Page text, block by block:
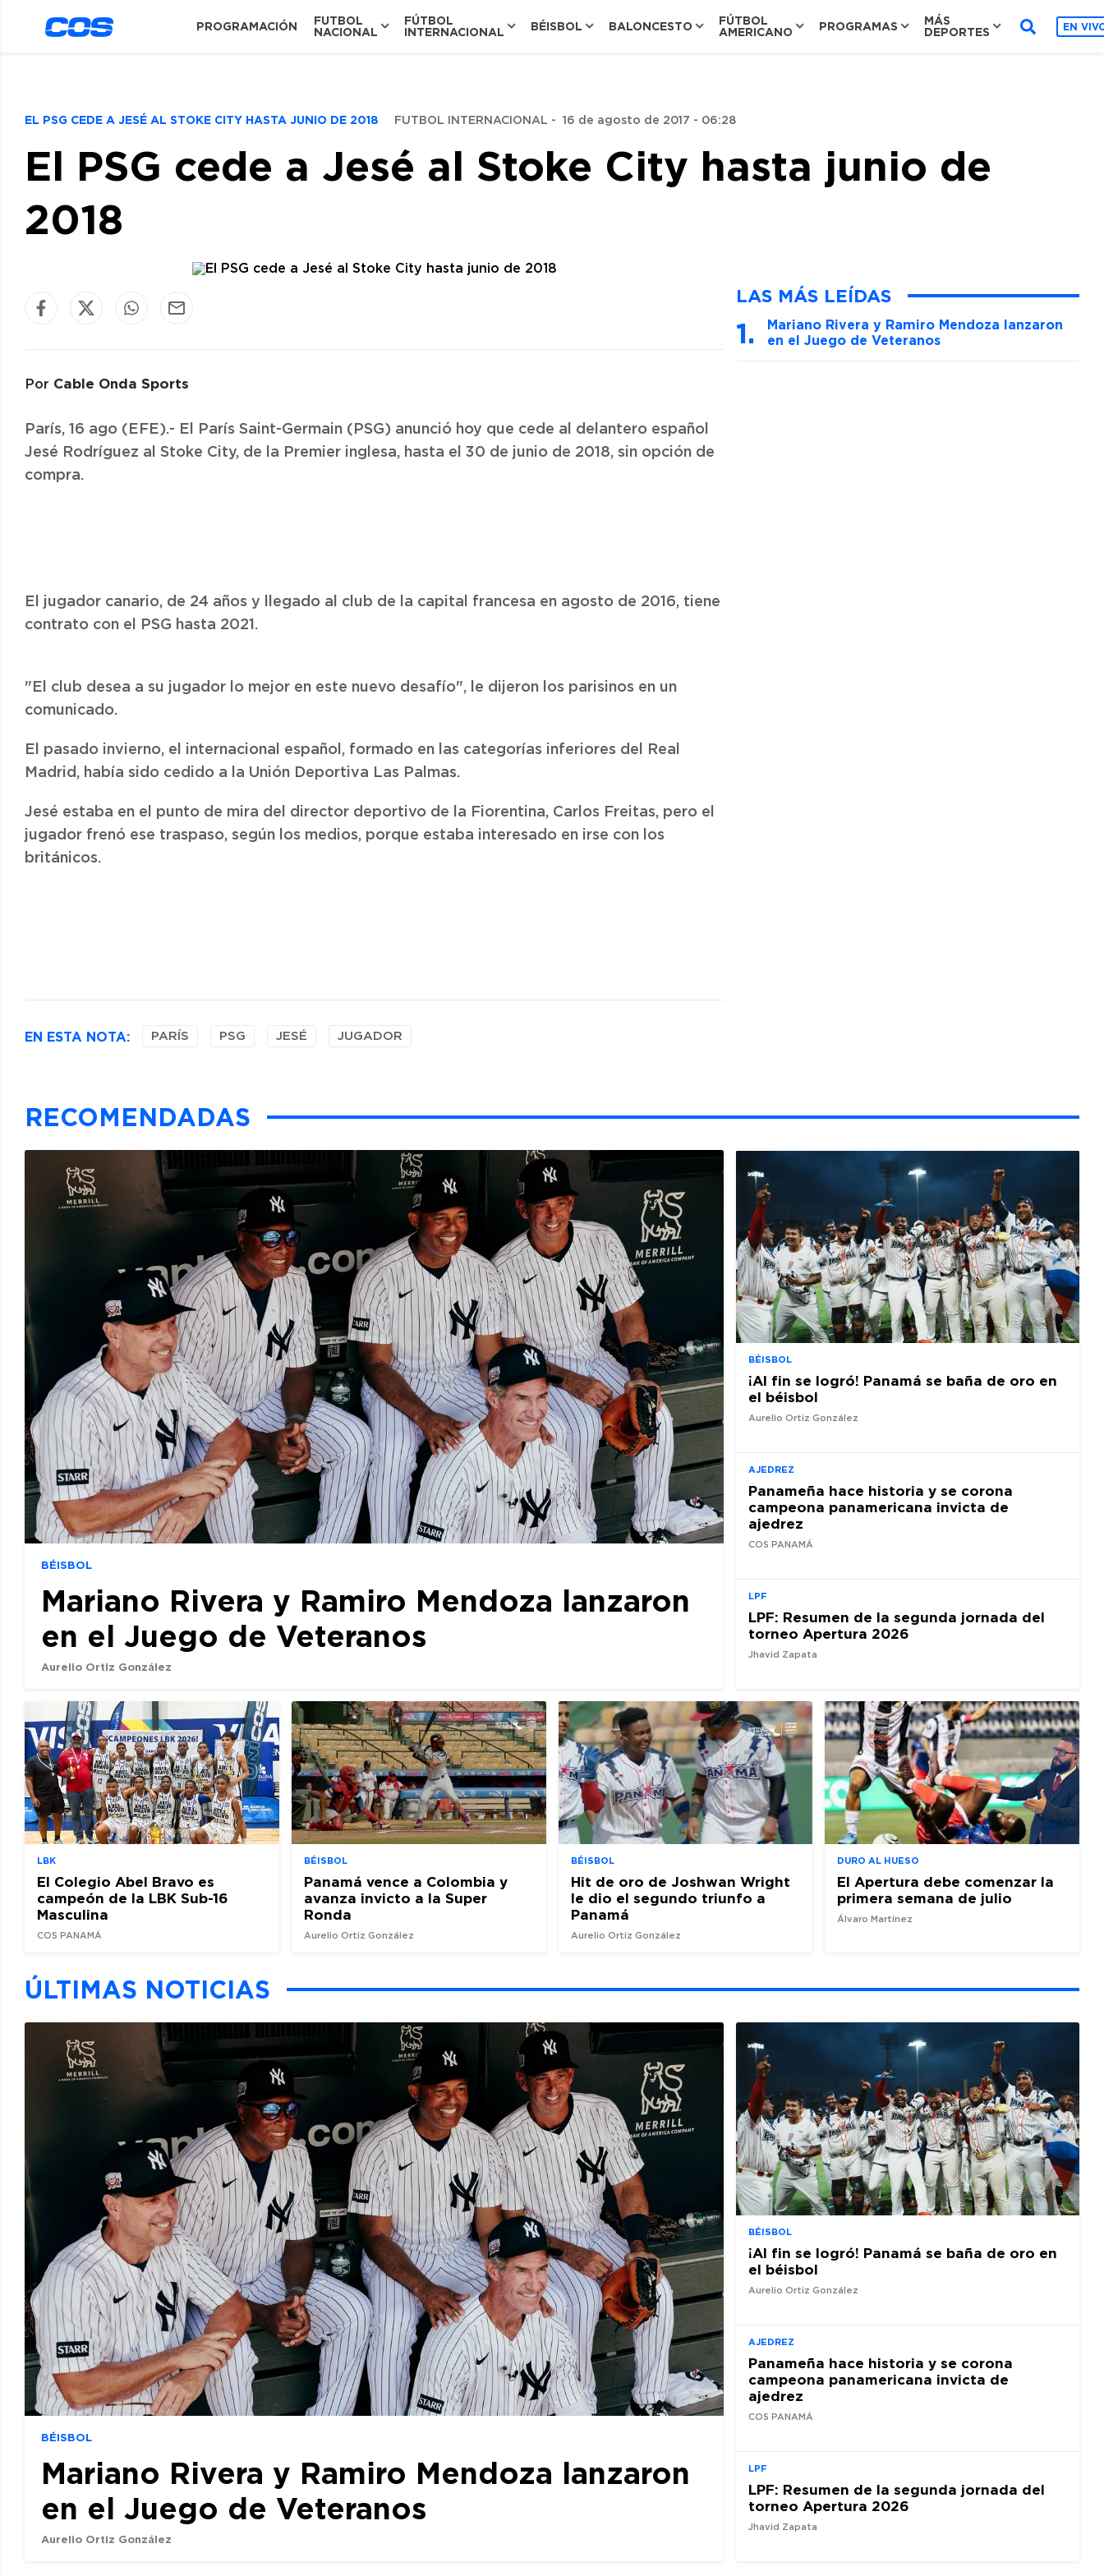
PROGRAMACIÓN
FUTBOL
NACIONAL
FÚTBOL
INTERNACIONAL
BÉISBOL BALONCESTO
FÚTBOL
AMERICANO
PROGRAMAS
MÁS
DEPORTES
EN
EL PSG CEDE A JESÉ AL STOKE CITY HASTA JUNIO DE 2018 FUTBOL INTERNACIONAL - 16 de agosto de 2017 - 06:28
El PSG cede a Jesé al Stoke City hasta junio de
2018
Por Cable Onda Sports
París, 16 ago (EFE).- El París Saint-Germain (PSG) anunció hoy que cede al delantero español
Jesé Rodríguez al Stoke City, de la Premier inglesa, hasta el 30 de junio de 2018, sin opción de
compra.
El jugador canario, de 24 años y llegado al club de la capital francesa en agosto de 2016, tiene
contrato con el PSG hasta 2021.
"El club desea a su jugador lo mejor en este nuevo desafío", le dijeron los parisinos en un
comunicado.
El pasado invierno, el internacional español, formado en las categorías inferiores del Real
Madrid, había sido cedido a la Unión Deportiva Las Palmas.
Jesé estaba en el punto de mira del director deportivo de la Fiorentina, Carlos Freitas, pero el
jugador frenó ese traspaso, según los medios, porque estaba interesado en irse con los
británicos.
EN ESTA NOTA: PARÍS PSG JESÉ JUGADOR
LAS MÁS LEÍDAS
Mariano Rivera y Ramiro Mendoza lanzaron
en el Juego de Veteranos
RECOMENDADAS
BÉISBOL
Mariano Rivera y Ramiro Mendoza lanzaron
en el Juego de Veteranos
Aurelio Ortiz González
BÉISBOL
¡Al fin se logró! Panamá se baña de oro en
el béisbol
Aurelio Ortiz González
AJEDREZ
Panameña hace historia y se corona
campeona panamericana invicta de
ajedrez
COS PANAMÁ
LPF
LPF: Resumen de la segunda jornada del
torneo Apertura 2026
Jhavid Zapata
LBK
El Colegio Abel Bravo es
campeón de la LBK Sub-16
Masculina
COS PANAMÁ
BÉISBOL
Panamá vence a Colombia y
avanza invicto a la Super
Ronda
Aurelio Ortiz González
BÉISBOL
Hit de oro de Joshwan Wright
le dio el segundo triunfo a
Panamá
Aurelio Ortiz González
DURO AL HUESO
El Apertura debe comenzar la
primera semana de julio
Álvaro Martínez
ÚLTIMAS NOTICIAS
BÉISBOL
Mariano Rivera y Ramiro Mendoza lanzaron
en el Juego de Veteranos
Aurelio Ortiz González
BÉISBOL
¡Al fin se logró! Panamá se baña de oro en
el béisbol
Aurelio Ortiz González
AJEDREZ
Panameña hace historia y se corona
campeona panamericana invicta de
ajedrez
COS PANAMÁ
LPF
LPF: Resumen de la segunda jornada del
torneo Apertura 2026
Jhavid Zapata